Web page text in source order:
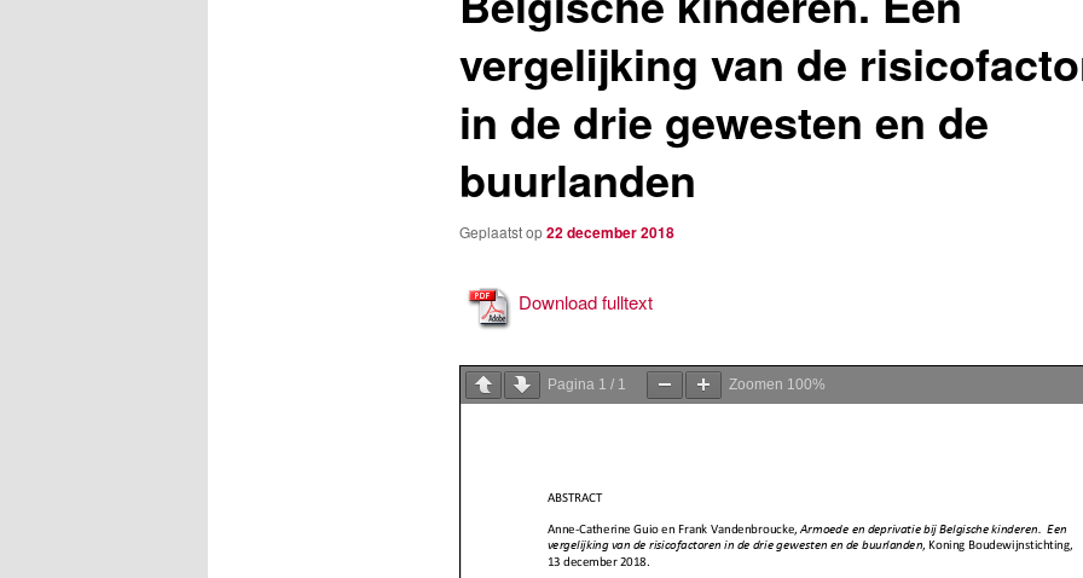
vergelijking van de
in de drie gewesten en de
buurlanden
Geplaatst op22 december 2018
Download fulltext
Pagina 1 / 1 Zoomen 100%